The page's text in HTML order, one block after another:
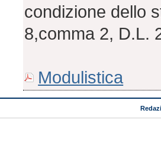
condizione dello
8,comma 2, D.L.
Modulistica